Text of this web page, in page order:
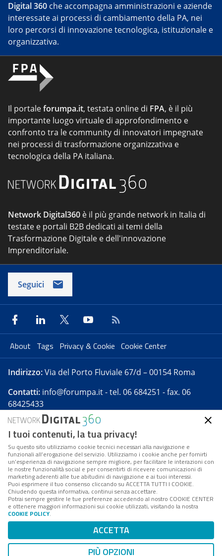
Digital 360 che accompagna amministrazioni e aziende
interessate ai processi di cambiamento della PA, nei
loro percorsi di innovazione tecnologica, istituzionale e
organizzativa.
Il portaleforumpa.it, testata online di FPA, è il più
importante luogo virtuale di approfondimento e
confronto tra le community di innovatori impegnate
nei processi di trasformazione organizzativa e
tecnologica della PA italiana.
Network Digital360 è il più grande network in Italia di
testate e portali B2B dedicati ai temi della
Trasformazione Digitale e dell'innovazione
Imprenditoriale.
Seguici
About Tags Privacy & Cookie Cookie Center
Indirizzo:Via del Porto Fluviale 67/d – 00154 Roma
Contatti: info@forumpa.it- tel. 06 684251 - fax. 06
68425433
Forumpa.itè una pubblicazione telematica iscritta
presso Registro della stampa del Tribunale di Roma -
Reg. n. 182 del 2 maggio 2008 - Direttore resp. Michela
Stentella
FPA s.r.l. è società soggetta a Direzione e
Coordinamento da parte di Digital360 S.p.A. - FPA s.r.l.
è un'azienda certificata per il sistema di management
Codice Fiscale/Partita IVA n. 10693191008 - R.E.A. Roma
n. 1249791. ISP AWS
Mappa del sito
I tuoi contenuti, la tua privacy!
Su questo sito utilizziamo cookie tecnici necessari alla navigazione e
funzionali all’erogazione del servizio. Utilizziamo i cookie anche per fornirti
un’esperienza di navigazione sempre migliore, per facilitare le interazioni con
le nostre funzionalità social e per consentirti di ricevere comunicazioni di
marketing aderenti alle tue abitudini di navigazione e ai tuoi interessi.
Puoi esprimere il tuo consenso cliccando su ACCETTA TUTTI I COOKIE.
Chiudendo questa informativa, continui senza accettare.
Potrai sempre gestire le tue preferenze accedendo al nostro COOKIE CENTER
e ottenere maggiori informazioni sui cookie utilizzati, visitando la nostra
COOKIE POLICY.
ACCETTA
PIÙ OPZIONI